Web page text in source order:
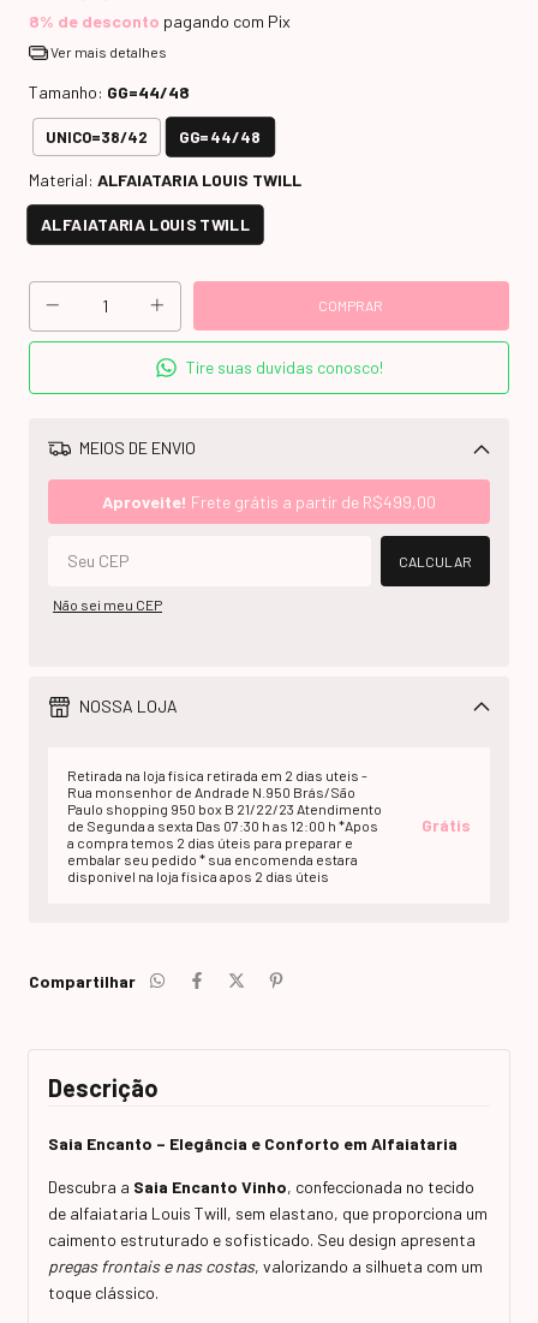
8% de desconto pagando com Pix
Ver mais detalhes
Tamanho: GG=44/48
UNICO=38/42 GG=44/48
Material: ALFAIATARIA LOUIS TWILL
ALFAIATARIA LOUIS TWILL
Tire suas duvidas conosco!
MEIOS DE ENVIO
Aproveite! Frete grátis a partir de R$499,00
CALCULAR
Não sei meu CEP
NOSSA LOJA
Retirada na loja fisica retirada em 2 dias uteis -
Rua monsenhor de Andrade N.950 Brás/São
Paulo shopping 950 box B 21/22/23 Atendimento
de Segunda a sexta Das 07:30 h as 12:00 h *Apos
a compra temos 2 dias úteis para preparar e
embalar seu pedido * sua encomenda estara
disponivel na loja fisica apos 2 dias úteis
Grátis
Compartilhar
Descrição
Saia Encanto – Elegância e Conforto em Alfaiataria
Descubra a Saia Encanto Vinho, confeccionada no tecido
de alfaiataria Louis Twill, sem elastano, que proporciona um
caimento estruturado e sofisticado. Seu design apresenta
pregas frontais e nas costas, valorizando a silhueta com um
toque clássico.